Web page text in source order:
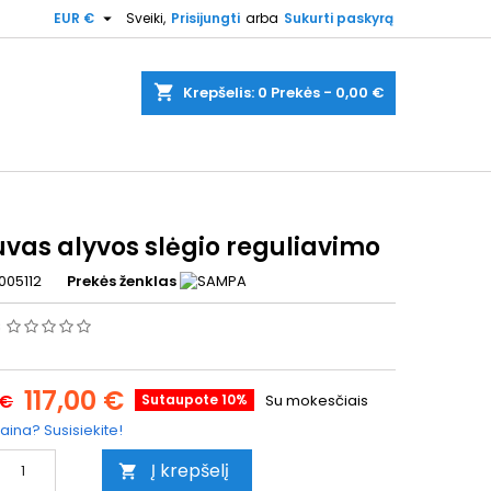
Sveiki, Prisijungti arba Sukurti paskyrą
EUR € 
shopping_cart Krepšelis: 0 Prekės - 0,00 €
alyvos slėgio reguliavimo
Prekės ženklas
117,00 € Sutaupote 10%
Su mokesčiais
Susisiekite!
 Į krepšelį